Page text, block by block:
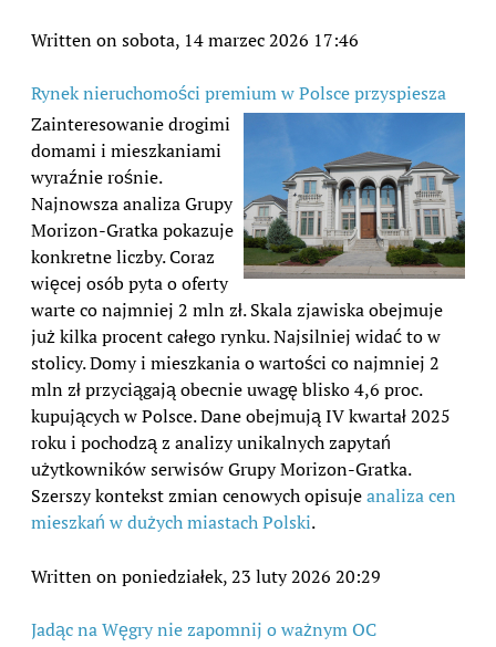
Written on sobota, 14 marzec 2026 17:46
Rynek nieruchomości premium w Polsce przyspiesza
Zainteresowanie drogimi
domami i mieszkaniami
wyraźnie rośnie.
Najnowsza analiza Grupy
Morizon-Gratka pokazuje
konkretne liczby. Coraz
więcej osób pyta o oferty
warte co najmniej 2 mln zł. Skala zjawiska obejmuje
już kilka procent całego rynku. Najsilniej widać to w
stolicy. Domy i mieszkania o wartości co najmniej 2
mln zł przyciągają obecnie uwagę blisko 4,6 proc.
kupujących w Polsce. Dane obejmują IV kwartał 2025
roku i pochodzą z analizy unikalnych zapytań
użytkowników serwisów Grupy Morizon-Gratka.
Szerszy kontekst zmian cenowych opisujeanaliza cen
mieszkań w dużych miastach Polski.
Written on poniedziałek, 23 luty 2026 20:29
Jadąc na Węgry nie zapomnij o ważnym OC